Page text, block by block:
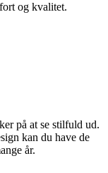
og kvalitet.
på at se stilfuld ud.
kan du have de
år.